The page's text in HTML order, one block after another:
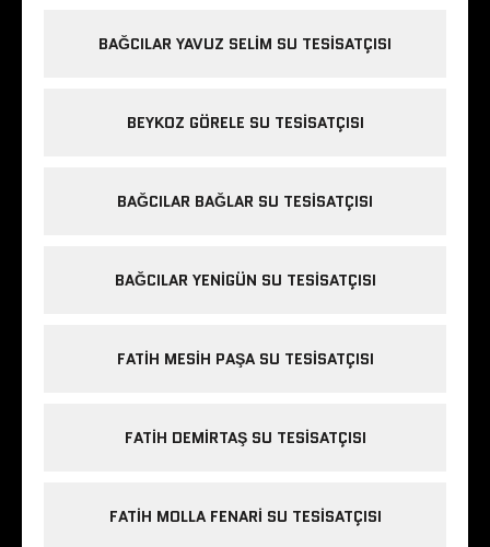
BAĞCILAR YAVUZ SELIM SU TESISATÇISI
BEYKOZ GÖRELE SU TESISATÇISI
BAĞCILAR BAĞLAR SU TESISATÇISI
BAĞCILAR YENIGÜN SU TESISATÇISI
FATIH MESIH PAŞA SU TESISATÇISI
FATIH DEMIRTAŞ SU TESISATÇISI
FATIH MOLLA FENARI SU TESISATÇISI